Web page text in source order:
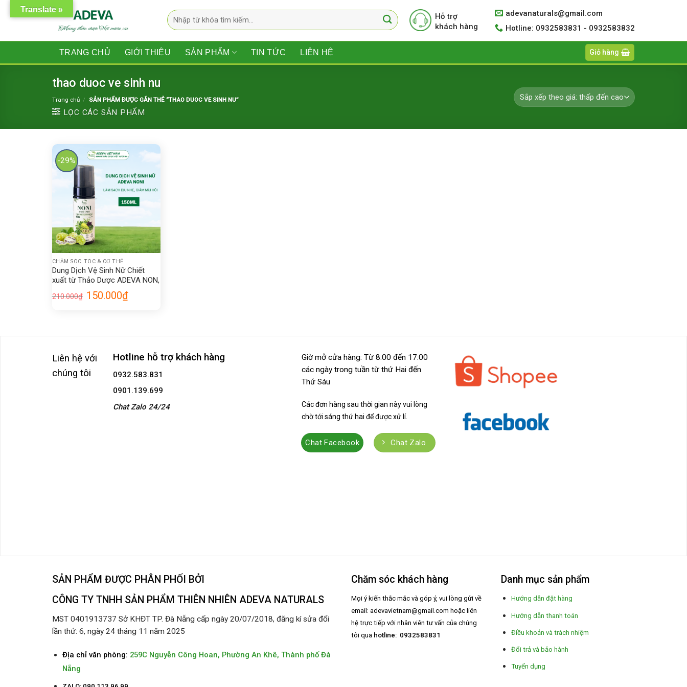
Tìm
kiếm:
Hỗ trợ
khách hàng
adevanaturals@gmail.com
Hotline: 0932583831 - 0932583832
TRANG CHỦ GIỚI THIỆU SẢN PHẨM TIN TỨC LIÊN HỆ Giỏ hàng
thao duoc ve sinh nu
Trang chủ / SẢN PHẨM ĐƯỢC GẮN THẺ “THAO DUOC VE SINH NU”
LỌC CÁC SẢN PHẨM
-29%
+
CHĂM SÓC TÓC & CƠ THỂ
Dung Dịch Vệ Sinh Nữ Chiết
xuất từ Thảo Dược ADEVA NON,
Làm Sạch Dịu Nhẹ, Giảm Mùi
Hôi 150ml
210.000₫ Giá
gốc
150.000₫Giá
Liên hệ với
chúng tôi
Hotline hỗ trợ khách hàng
0932.583.831
0901.139.699
Chat Zalo 24/24
Giờ mở cửa hàng: Từ 8:00 đến 17:00
các ngày trong tuần từ thứ Hai đến
Thứ Sáu
Các đơn hàng sau thời gian này vui lòng
chờ tới sáng thứ hai để được xử lí.
Chat Facebook Chat Zalo
SẢN PHẨM ĐƯỢC PHÂN PHỐI BỞI
CÔNG TY TNHH SẢN PHẨM THIÊN NHIÊN ADEVA NATURALS
MST 0401913737 Sở KHĐT TP. Đà Nẵng cấp ngày 20/07/2018, đăng kí sửa đổi
lần thứ: 6, ngày 24 tháng 11 năm 2025
Địa chỉ văn phòng: 259C Nguyễn Công Hoan, Phường An Khê, Thành phố Đà
Nẵng
Chăm sóc khách hàng
Mọi ý kiến thắc mắc và góp ý, vui lòng gửi về
email: adevavietnam@gmail.com hoặc liên
hệ trực tiếp với nhân viên tư vấn của chúng
tôi qua hotline: 0932583831
Danh mục sản phẩm
Hướng dẫn đặt hàng
Hướng dẫn thanh toán
Điều khoản và trách nhiệm
Đổi trả và bảo hành
Tuyển dụng
Translate »